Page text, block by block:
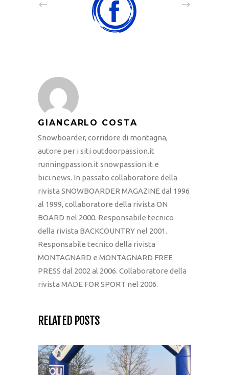
GIANCARLO COSTA
Snowboarder, corridore di montagna,
autore per i siti outdoorpassion.it
runningpassion.it snowpassion.it e
bici.news. In passato collaboratore della
rivista SNOWBOARDER MAGAZINE dal 1996
al 1999, collaboratore della rivista ON
BOARD nel 2000. Responsabile tecnico
della rivista BACKCOUNTRY nel 2001.
Responsabile tecnico della rivista
MONTAGNARD e MONTAGNARD FREE
PRESS dal 2002 al 2006. Collaboratore della
rivista MADE FOR SPORT nel 2006.
RELATED POSTS